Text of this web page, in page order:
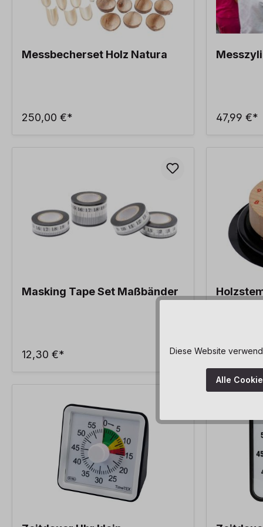
Messbecherset Holz Natura
250,00 €* 47,99 €*
Masking Tape Set Maßbänder
12,30 €* 7,99 €*
Diese Website
Alle